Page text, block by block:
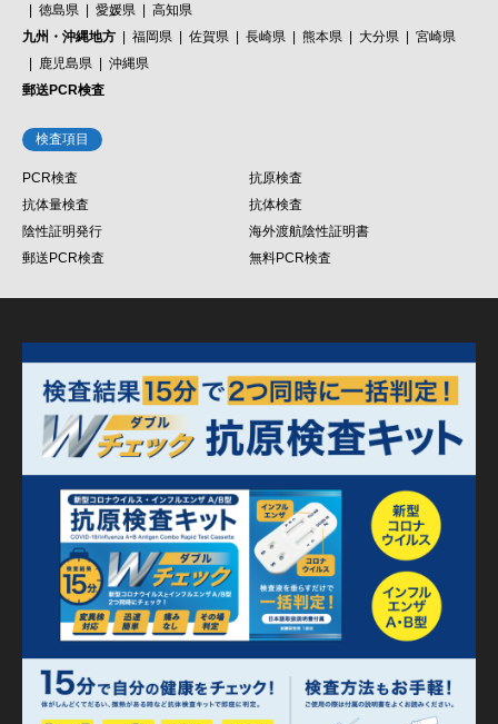
徳島県
愛媛県
高知県
九州・沖縄地方
福岡県 佐賀県 長崎県 熊本県 大分県
宮崎県
鹿児島県
沖縄県
郵送PCR検査
検査項目
PCR検査
抗原検査
抗体量検査
抗体検査
陰性証明発行
海外渡航陰性証明書
郵送PCR検査
無料PCR検査